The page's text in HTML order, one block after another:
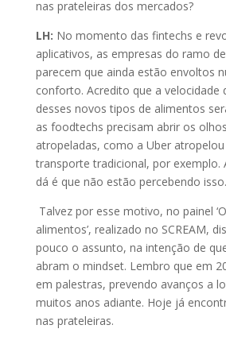
nas prateleiras dos mercados?
LH: No momento das fintechs e
aplicativos, as empresas do ramo
parecem que ainda estão envoltos
conforto. Acredito que a velocidade
desses novos tipos de alimentos
as foodtechs precisam abrir os
atropeladas, como a Uber
transporte tradicional, por exemplo.
dá é que não estão percebendo isso.
Talvez por esse motivo, no painel
alimentos’, realizado no SCREAM,
pouco o assunto, na intenção de
abram o mindset. Lembro que em
em palestras, prevendo avanços a
muitos anos adiante. Hoje já
nas prateleiras.